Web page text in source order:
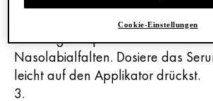
Gib einige Tropfen direkt auf die
Nasolabialfalten. Dosiere das
leicht auf den Applikator drückst.
Cookie-Einstellungen